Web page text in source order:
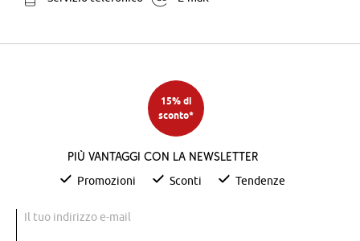
15% di
sconto*
Più vantaggi con la newsletter
Promozioni Sconti Tendenze
Il tuo indirizzo e-mail